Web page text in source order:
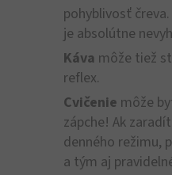
pohyblivosť
je absolútne
Káva môže tiež
reflex.
Cvičenie môže
zápche! Ak
denného režimu,
a tým aj